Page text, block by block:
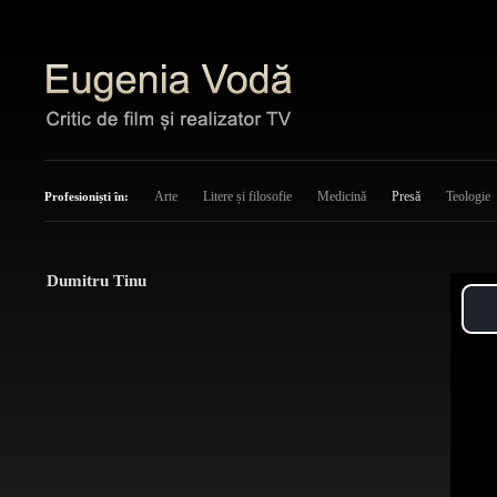
Profesioniști în: Arte Litere și filosofie Medicină Presă Teologie
Dumitru Tinu